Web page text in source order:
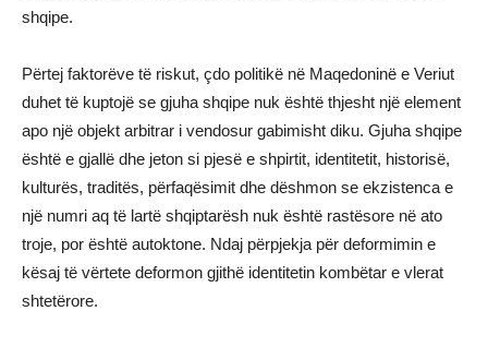
shqipe.
Përtej faktorëve të riskut, çdo politikë në Maqedoninë e Veriut
duhet të kuptojë se gjuha shqipe nuk është thjesht një element
apo një objekt arbitrar i vendosur gabimisht diku. Gjuha shqipe
është e gjallë dhe jeton si pjesë e shpirtit, identitetit, historisë,
kulturës, traditës, përfaqësimit dhe dëshmon se ekzistenca e
një numri aq të lartë shqiptarësh nuk është rastësore në ato
troje, por është autoktone. Ndaj përpjekja për deformimin e
kësaj të vërtete deformon gjithë identitetin kombëtar e vlerat
shtetërore.